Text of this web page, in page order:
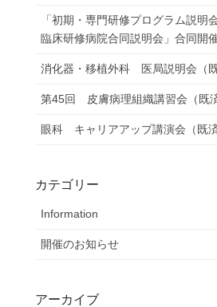
「初期・専門研修プログラム説明
臨床研修病院合同説明会」合同開
消化器・移植外科 医局説明会（既
第45回 皮膚病理組織講習会（既済
眼科 キャリアアップ講演会（既済
カテゴリー
Information
開催のお知らせ
アーカイブ